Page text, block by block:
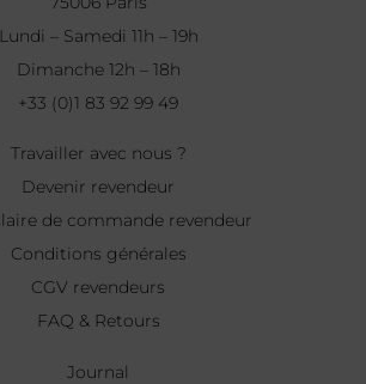
Lundi – Samedi 11h – 19h
Dimanche 12h – 18h
+33 (0)1 83 92 99 49
Travailler avec nous ?
Devenir revendeur
de commande revendeur
Conditions générales
CGV revendeurs
FAQ & Retours
Journal